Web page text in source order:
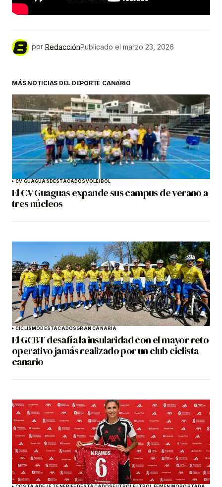
por RedacciónPublicado el marzo 23, 2026
MÁS NOTICIAS DEL DEPORTE CANARIO
CV GUAGUAS DESTACADOSVOLEIBOL
El CV Guaguas expande sus campus de verano a
tres núcleos
CICLISMO DESTACADOSGRAN CANARIA
El GCBT desafía la insularidad con el mayor reto
operativo jamás realizado por un club ciclista
canario